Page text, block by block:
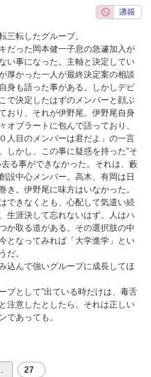
三転したグループ。
だった岡本健一子息の急遽加入が
い事になった。主軸と決定してい
厚かった一人が最終決定案の相談
身も語った事がある。しかしデビ
で決定したはずのメンバーと顔ぶ
おり、それが伊野尾。伊野尾自身
オブラートに包んで語っており、
人目のメンバーは君だよ」の一言
しかし、この事に疑惑を持った”そ
る事ができなかった。それは、藪
設中心メンバー。高木、有岡は日
き。伊野尾に味方はいなかった。
できなくとも、心配して気遣い続
生涯決して忘れないはず。人はハ
か取る道がある。その選択肢の中
となってみれば「大学進学」とい
だ。
込んで強いグループに成長してほ
プとして”出ている時だけは、毒舌
注意したとしたら、それは正しい
であっても。
27